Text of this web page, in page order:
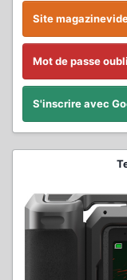
Site
Mot de passe
S'inscrire avec